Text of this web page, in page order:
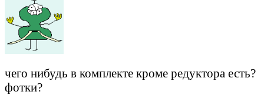
чего нибудь в комплекте кроме редуктора есть?
фотки?